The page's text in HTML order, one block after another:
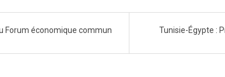
Forum économique commun
Tunisie-Égypte :